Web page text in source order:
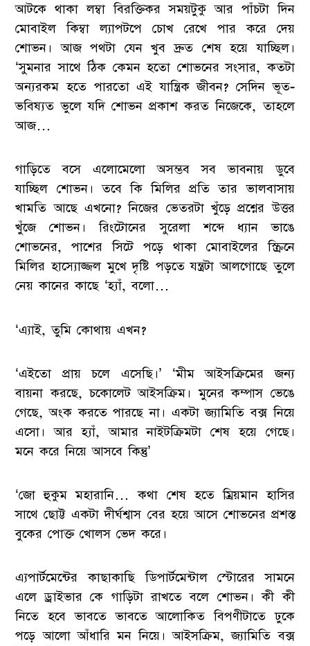
আটকে থাকা লম্বা বিরক্তিকর সময়টুকু আর পাঁচটা দিন
মোবাইল কিম্বা ল্যাপটপে চোখ রেখে পার করে দেয়
শোভন। আজ পথটা যেন খুব দ্রুত শেষ হয়ে যাচ্ছিল।
‘সুমনার সাথে ঠিক কেমন হতো শোভনের সংসার, কতটা
অন্যরকম হতে পারতো এই যান্ত্রিক জীবন? সেদিন ভূত-
ভবিষ্যত ভুলে যদি শোভন প্রকাশ করত নিজেকে, তাহলে
আজ…
গাড়িতে বসে এলোমেলো অসম্ভব সব ভাবনায় ডুবে
যাচ্ছিল শোভন। তবে কি মিলির প্রতি তার ভালবাসায়
খামতি আছে এখনো? নিজের ভেতরটা খুঁড়ে প্রশ্নের উত্তর
খুঁজে শোভন। রিংটোনের সুরেলা শব্দে ধ্যান ভাঙে
শোভনের, পাশের সিটে পড়ে থাকা মোবাইলের স্ক্রিনে
মিলির হাস্যোজ্জল মুখে দৃষ্টি পড়তে যন্ত্রটা আলগোছে তুলে
নেয় কানের কাছে ‘হ্যাঁ, বলো…
‘এ্যাই, তুমি কোথায় এখন?
‘এইতো প্রায় চলে এসেছি।’ ‘মীম আইসক্রিমের জন্য
বায়না করছে, চকোলেট আইসক্রিম। মুনের কম্পাস ভেঙে
গেছে, অংক করতে পারছে না। একটা জ্যামিতি বক্স নিয়ে
এসো। আর হ্যাঁ, আমার নাইটক্রিমটা শেষ হয়ে গেছে।
মনে করে নিয়ে আসবে কিন্তু’
‘জো হুকুম মহারানি… কথা শেষ হতে ম্রিয়মান হাসির
সাথে ছোট্ট একটা দীর্ঘশ্বাস বের হয়ে আসে শোভনের প্রশস্ত
বুকের পোক্ত খোলস ভেদ করে।
এ্যপার্টমেন্টের কাছাকাছি ডিপার্টমেন্টাল স্টোরের সামনে
এলে ড্রাইভার কে গাড়িটা রাখতে বলে শোভন। কী কী
নিতে হবে ভাবতে ভাবতে আলোকিত বিপণীটাতে ঢুকে
পড়ে আলো আঁধারি মন নিয়ে। আইসক্রিম, জ্যামিতি বক্স